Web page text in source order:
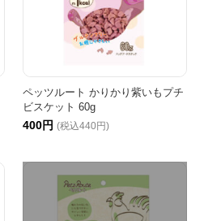
ペッツルート かりかり紫いもプチ
ビスケット 60g
400円 (税込440円)